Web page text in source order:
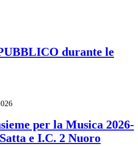
durante le
per la Musica 2026-
e I.C. 2 Nuoro